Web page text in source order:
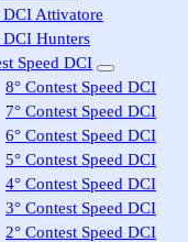
DCI Attivatore
DCI Hunters
Speed DCI
8° Contest Speed DCI
7° Contest Speed DCI
6° Contest Speed DCI
5° Contest Speed DCI
4° Contest Speed DCI
3° Contest Speed DCI
2° Contest Speed DCI